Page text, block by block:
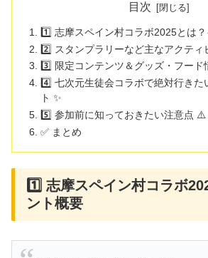
目次
1️⃣ 志摩スペイン村コラボ2025とは
2️⃣ スタンプラリーなど主なアクテ
3️⃣ 限定コンテンツ＆グッズ・フー
4️⃣ 七次元生徒会コラボで絶対行きた
ト ✨
5️⃣ 参加前に知っておきたい注意点 ⚠️
✅ まとめ
1️⃣ 志摩スペイン村コラボ
ント概要